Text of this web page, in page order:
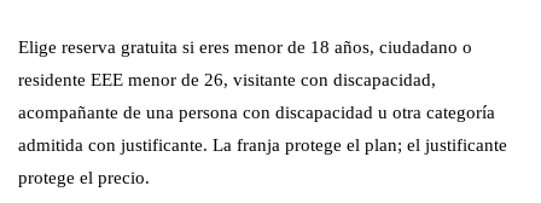
Elige reserva gratuita si eres menor de 18 años, ciudadano o
residente EEE menor de 26, visitante con discapacidad,
acompañante de una persona con discapacidad u otra categoría
admitida con justificante. La franja protege el plan; el justificante
protege el precio.